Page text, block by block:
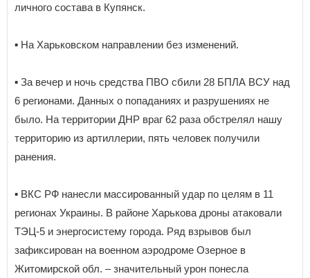
личного состава в Купянск.
▪️ На Харьковском направлении без изменений.
▪️ За вечер и ночь средства ПВО сбили 28 БПЛА ВСУ над
6 регионами. Данных о попаданиях и разрушениях не
было. На территории ДНР враг 62 раза обстрелял нашу
территорию из артиллерии, пять человек получили
ранения.
▪️ ВКС РФ нанесли массированный удар по целям в 11
регионах Украины. В районе Харькова дроны атаковали
ТЭЦ-5 и энергосистему города. Ряд взрывов был
зафиксирован на военном аэродроме Озерное в
Житомирской обл. – значительный урон понесла